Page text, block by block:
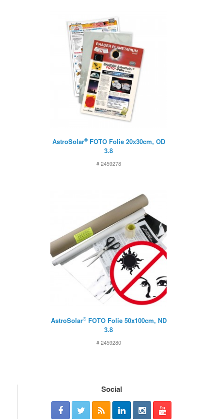
AstroSolar®FOTO Folie 20x30cm, OD
3.8
# 2459278
AstroSolar®FOTO Folie 50x100cm, ND
3.8
# 2459280
Social